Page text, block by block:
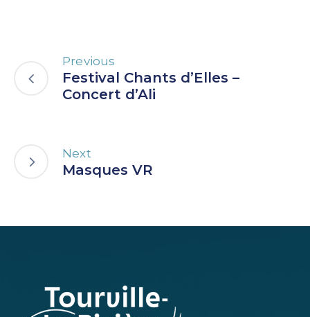
Previous
Festival Chants d’Elles –
Concert d’Ali
Next
Masques VR